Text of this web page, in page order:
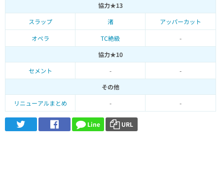
協力★13
スラップ
渚
アッパーカット
オペラ
TC絶級
-
協力★10
セメント
-
-
その他
リニューアルまとめ
- -
Line URL